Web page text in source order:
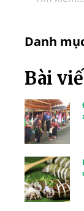
Danh
Bài